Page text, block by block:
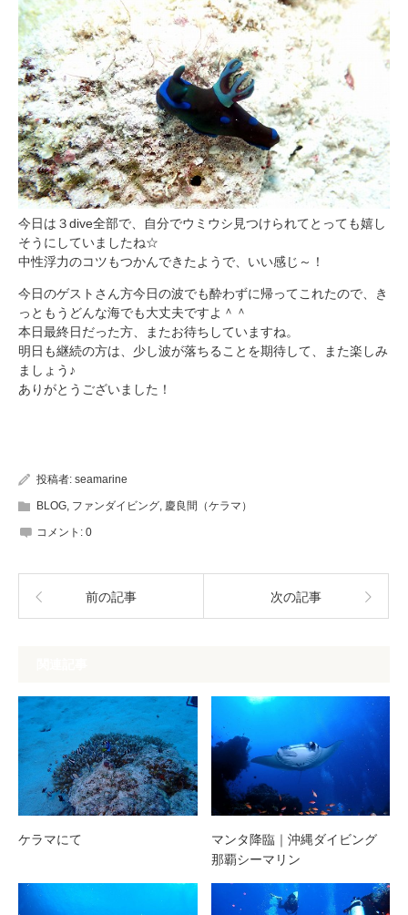
今日は３dive全部で、自分でウミウシ見つけられてとっても嬉し
そうにしていましたね☆
中性浮力のコツもつかんできたようで、いい感じ～！
今日のゲストさん方今日の波でも酔わずに帰ってこれたので、き
っともうどんな海でも大丈夫ですよ＾＾
本日最終日だった方、またお待ちしていますね。
明日も継続の方は、少し波が落ちることを期待して、また楽しみ
ましょう♪
ありがとうございました！
投稿者: seamarine
BLOG, ファンダイビング, 慶良間（ケラマ）
コメント: 0
前の記事 次の記事
ケラマにて
マンタ降臨｜沖縄ダイビング
那覇シーマリン